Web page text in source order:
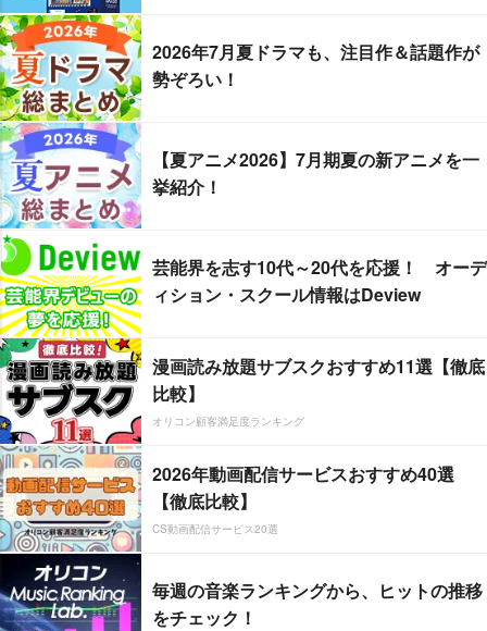
2026年7月夏ドラマも、注目作＆話題作が
勢ぞろい！
【夏アニメ2026】7月期夏の新アニメを一
挙紹介！
芸能界を志す10代～20代を応援！ オーデ
ィション・スクール情報はDeview
漫画読み放題サブスクおすすめ11選【徹底
比較】
オリコン顧客満足度ランキング
2026年動画配信サービスおすすめ40選
【徹底比較】
CS動画配信サービス20選
毎週の音楽ランキングから、ヒットの推移
をチェック！